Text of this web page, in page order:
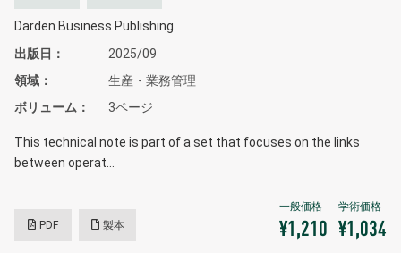
Darden Business Publishing
出版日
2025/09
領域
生産・業務管理
ボリューム
3ページ
This technical note is part of a set that focuses on the links
between operat…
PDF 製本 ¥1,210 ¥1,034